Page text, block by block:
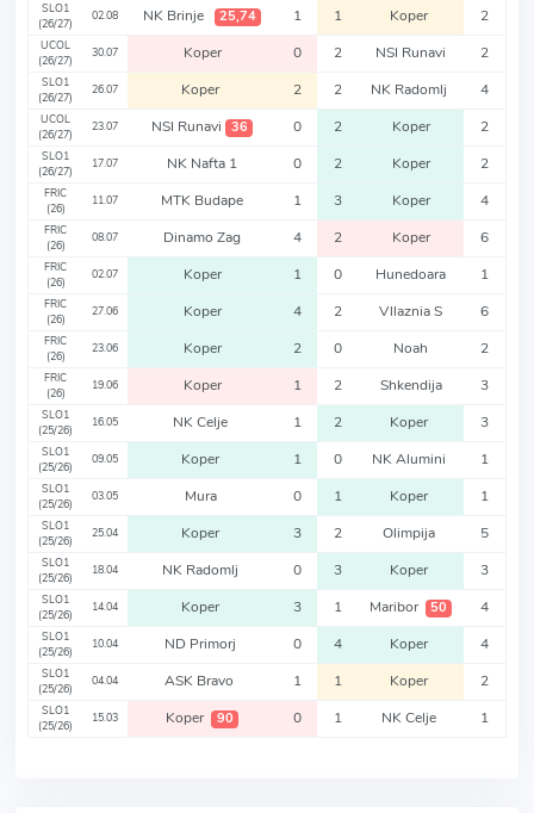
SLO1
(26/27)
02.08 NK Brinje 25,74 1 1 Koper 2
UCOL
(26/27)
30.07 Koper 0 2 NSI Runavi 2
SLO1
(26/27)
26.07 Koper 2 2 NK Radomlj 4
UCOL
(26/27)
23.07 NSI Runavi 36 0 2 Koper 2
SLO1
(26/27)
17.07 NK Nafta 1 0 2 Koper 2
FRIC
(26)
11.07 MTK Budape 1 3 Koper 4
FRIC
(26)
08.07 Dinamo Zag 4 2 Koper 6
FRIC
(26)
02.07 Koper 1 0 Hunedoara 1
FRIC
(26)
27.06 Koper 4 2 Vllaznia S 6
FRIC
(26)
23.06 Koper 2 0 Noah 2
FRIC
(26)
19.06 Koper 1 2 Shkendija 3
SLO1
(25/26)
16.05 NK Celje 1 2 Koper 3
SLO1
(25/26)
09.05 Koper 1 0 NK Alumini 1
SLO1
(25/26)
03.05 Mura 0 1 Koper 1
SLO1
(25/26)
25.04 Koper 3 2 Olimpija 5
SLO1
(25/26)
18.04 NK Radomlj 0 3 Koper 3
SLO1
(25/26)
14.04 Koper 3 1 Maribor 50 4
SLO1
(25/26)
10.04 ND Primorj 0 4 Koper 4
SLO1
(25/26)
04.04 ASK Bravo 1 1 Koper 2
SLO1
(25/26)
15.03 Koper 90 0 1 NK Celje 1